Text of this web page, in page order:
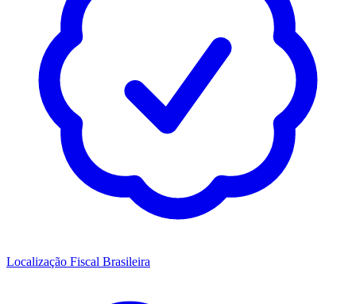
Localização Fiscal Brasileira